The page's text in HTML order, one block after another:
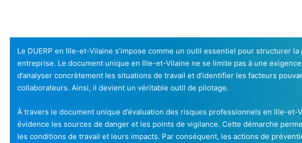
Le DUERP en Ille-et-Vilaine s’impose comme un outil essentiel pour structurer
entreprise. Le document unique en Ille-et-Vilaine ne se limite pas à une
d’analyser concrètement les situations de travail et d’identifier les facteurs
collaborateurs. Ainsi, il devient un véritable outil de pilotage.
À travers le document unique d’évaluation des risques professionnels en Ille-et-
évidence les sources de danger et les points de vigilance. Cette démarche
les conditions de travail et leurs impacts. Par conséquent, les actions de